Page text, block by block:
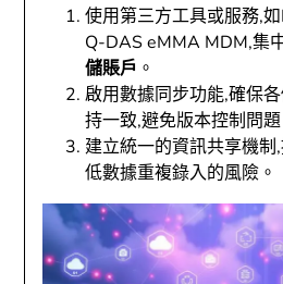
使用第三方工具或服務,
Q-DAS eMMA MDM,集
儲賬戶 。
啟用數據同步功能,確保
持一致,避免版本控制問題
建立統一的資訊共享機
低數據重複錄入的風險。